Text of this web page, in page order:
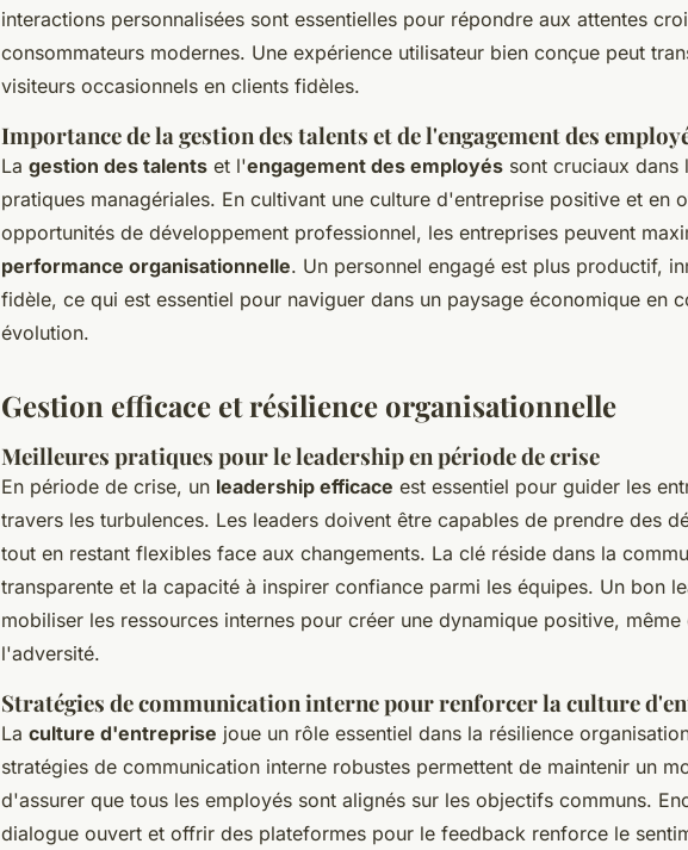
interactions personnalisées sont essentielles pour répondre aux attentes
consommateurs modernes. Une expérience utilisateur bien conçue peut
visiteurs occasionnels en clients fidèles.
Importance de la gestion des talents et de l'engagement des
La gestion des talents et l'engagement des employés sont cruciaux dans
pratiques managériales. En cultivant une culture d'entreprise positive et en
opportunités de développement professionnel, les entreprises peuvent
performance organisationnelle. Un personnel engagé est plus productif,
fidèle, ce qui est essentiel pour naviguer dans un paysage économique en
évolution.
Gestion efficace et résilience organisationnelle
Meilleures pratiques pour le leadership en période de crise
En période de crise, un leadership efficace est essentiel pour guider les
travers les turbulences. Les leaders doivent être capables de prendre des
tout en restant flexibles face aux changements. La clé réside dans la
transparente et la capacité à inspirer confiance parmi les équipes. Un bon
mobiliser les ressources internes pour créer une dynamique positive, même
l'adversité.
Stratégies de communication interne pour renforcer la culture
La culture d'entreprise joue un rôle essentiel dans la résilience
stratégies de communication interne robustes permettent de maintenir un
d'assurer que tous les employés sont alignés sur les objectifs communs.
dialogue ouvert et offrir des plateformes pour le feedback renforce le